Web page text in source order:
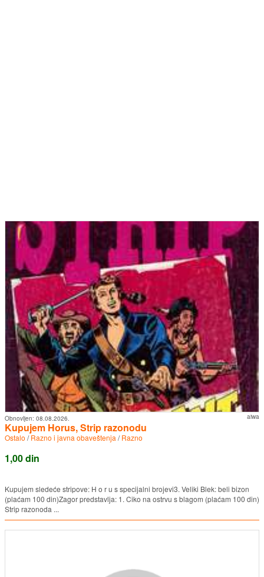
aiwa
Obnovljen: 08.08.2026.
Kupujem Horus, Strip razonodu
Ostalo /Razno i javna obaveštenja /Razno
1,00 din
Kupujem sledeće stripove: H o r u s specijalni brojevi3. Veliki Blek: beli bizon
(plaćam 100 din)Zagor predstavlja: 1. Ciko na ostrvu s blagom (plaćam 100 din)
Strip razonoda ...